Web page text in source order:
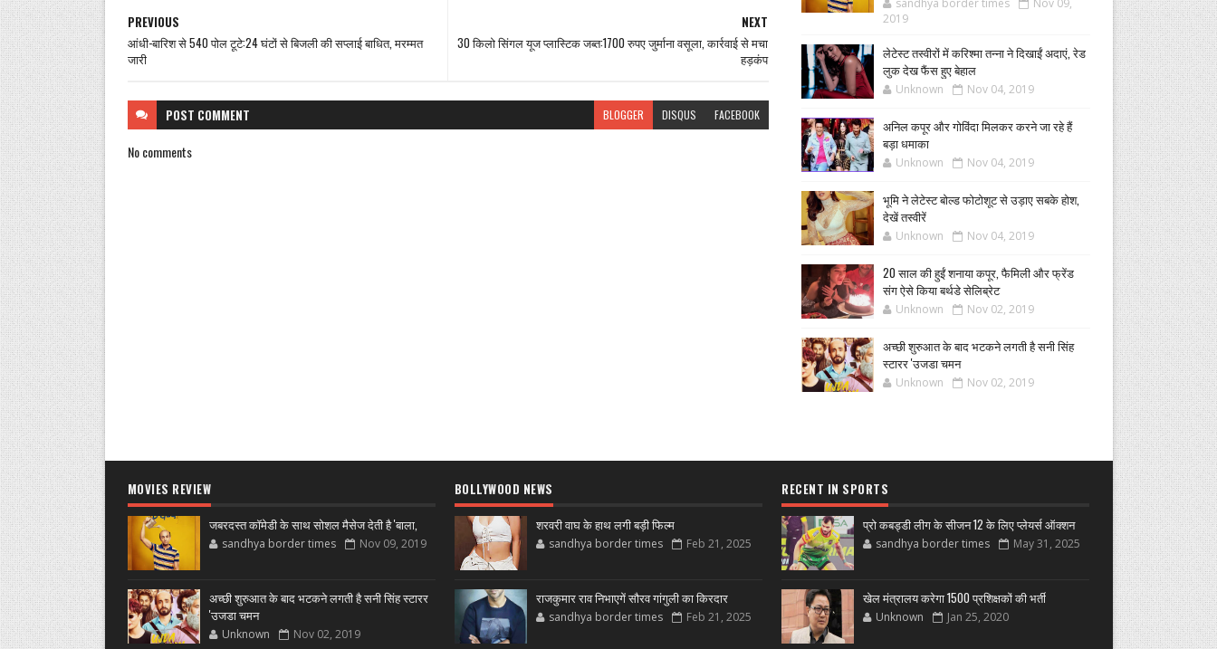
NEXT
30 किलो सिंगल यूज प्लास्टिक जब्त:1700 रुपए जुर्माना वसूला, कार्रवाई से मचा
हड़कंप
PREVIOUS
आंधी-बारिश से 540 पोल टूटे:24 घंटों से बिजली की सप्लाई बाधित, मरम्मत
जारी
POST COMMENT BLOGGER DISQUS FACEBOOK
No comments
sandhya border times
Nov 09,
2019
लेटेस्ट तस्वीरों में करिश्मा तन्ना ने दिखाईं अदाएं, रेड
लुक देख फैंस हुए बेहाल
Unknown Nov 04, 2019
अनिल कपूर और गोविंदा मिलकर करने जा रहे हैं
बड़ा धमाका
Unknown Nov 04, 2019
भूमि ने लेटेस्ट बोल्ड फोटोशूट से उड़ाए सबके होश,
देखें तस्वीरें
Unknown Nov 04, 2019
20 साल की हुईं शनाया कपूर, फैमिली और फ्रेंड
संग ऐसे किया बर्थडे सेलिब्रेट
Unknown Nov 02, 2019
अच्छी शुरुआत के बाद भटकने लगती है सनी सिंह
स्टारर 'उजडा चमन
Unknown Nov 02, 2019
MOVIES REVIEW
जबरदस्त कॉमेडी के साथ सोशल मैसेज देती है 'बाला,
sandhya border times Nov 09, 2019
अच्छी शुरुआत के बाद भटकने लगती है सनी सिंह स्टारर
'उजडा चमन
Unknown Nov 02, 2019
BOLLYWOOD NEWS
शरवरी वाघ के हाथ लगी बड़ी फिल्म
sandhya border times Feb 21, 2025
राजकुमार राव निभाएगें सौरव गांगुली का किरदार
sandhya border times Feb 21, 2025
RECENT IN SPORTS
प्रो कबड्डी लीग के सीजन 12 के लिए प्लेयर्स ऑक्शन
sandhya border times May 31, 2025
खेल मंत्रालय करेगा 1500 प्रशिक्षकों की भर्ती
Unknown Jan 25, 2020